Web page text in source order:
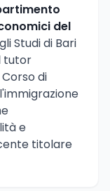
del
Studi di Bari
tutor
di
e
titolare